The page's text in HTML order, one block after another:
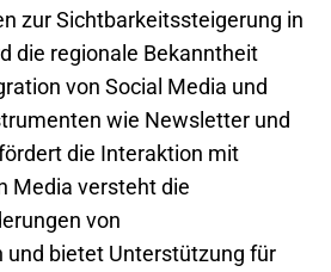
zur Sichtbarkeitssteigerung in
die regionale Bekanntheit
von Social Media und
wie Newsletter und
die Interaktion mit
Media versteht die
von
und bietet Unterstützung für